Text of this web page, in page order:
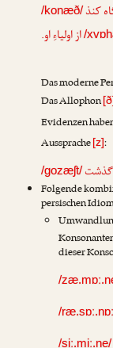
کنذ/konæð/
/از اولیاءِ او.
Das moderne
Das Allophon
Evidenzen
Aussprache[z]:
گذشت /gozæʃt/
Folgende
persischen
dieser
/
/
/siː.miː.ne/